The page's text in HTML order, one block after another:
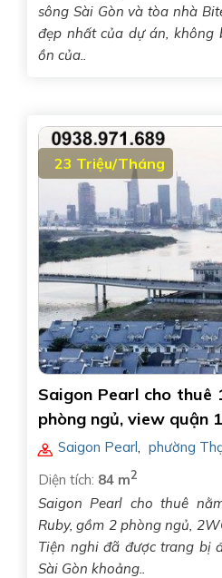
sông Sài Gòn và tòa nhà
đẹp nhất của dự án,
ồn của..
23 Triệu/Tháng
Saigon Pearl cho thuê
phòng ngủ, view quận 1
Saigon Pearl
phường
Diện tích: 84 m2
Saigon Pearl cho thuê
Ruby, gồm 2 phòng ngủ,
Tiện nghi đã được trang bị
Sài Gòn khoảng..